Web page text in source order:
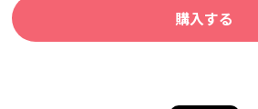
購入する